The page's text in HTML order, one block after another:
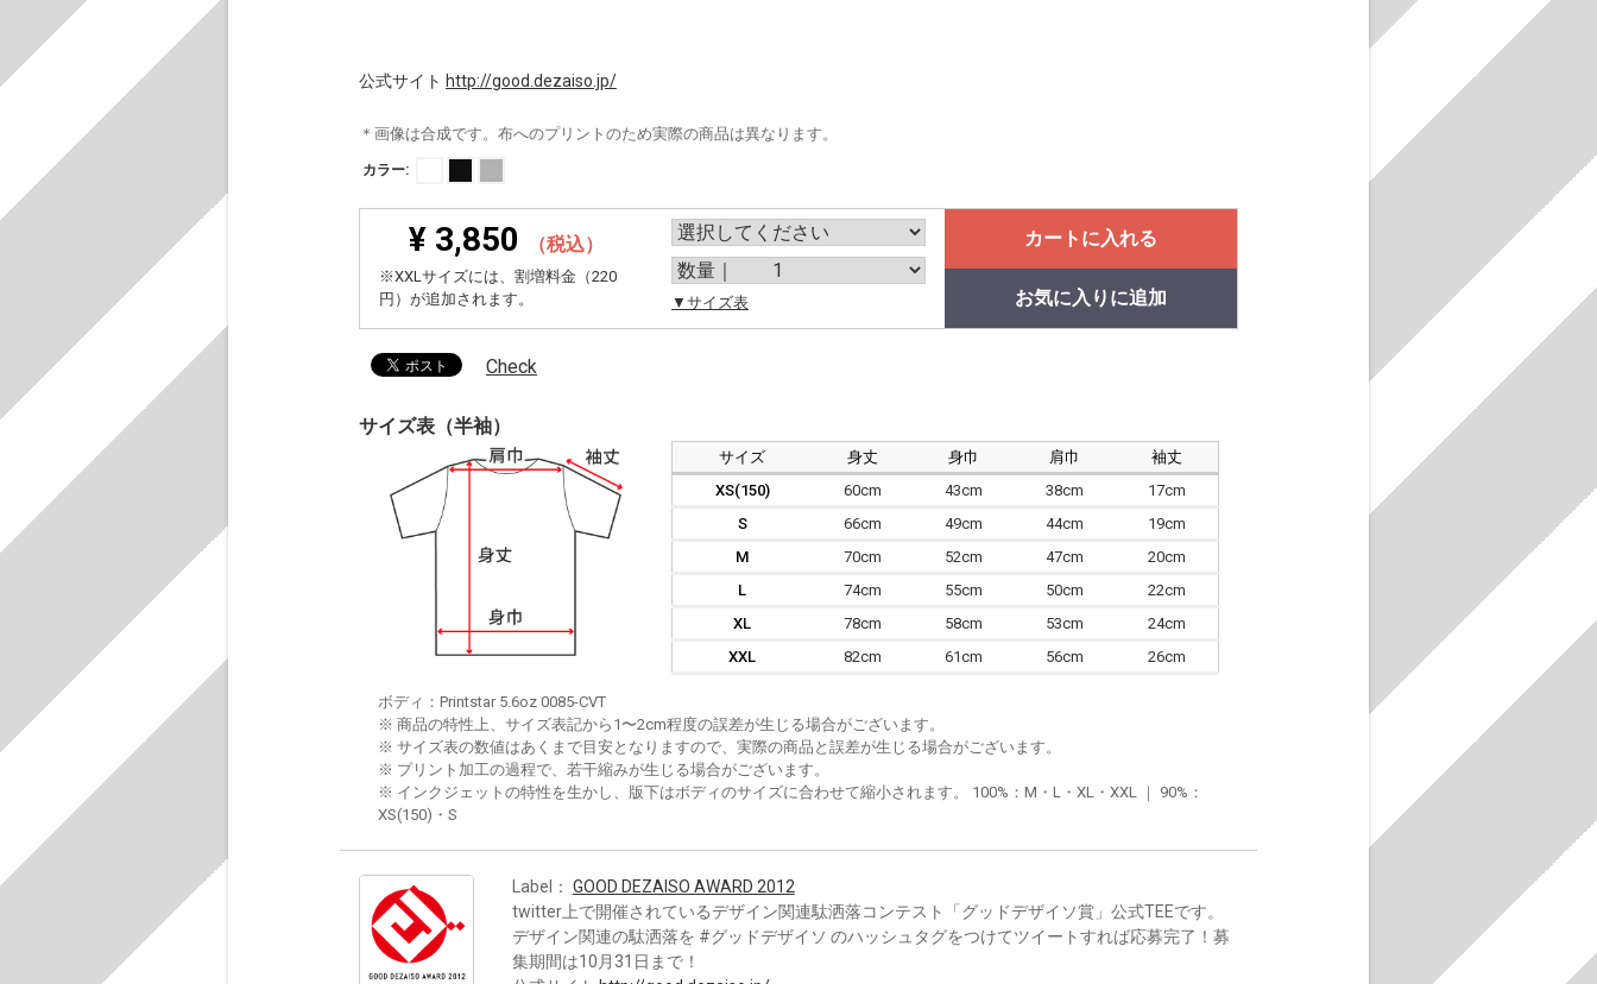
公式サイト http://good.dezaiso.jp/
＊画像は合成です。布へのプリントのため実際の商品は異なります。
カラー:
¥ 3,850 （税込）
※XXLサイズには、割増料金（220
円）が追加されます。
▼サイズ表
カートに入れる
お気に入りに追加
Check
サイズ表（半袖）
サイズ 身丈 身巾 肩巾
袖丈
XS(150)
60cm 43cm 38cm
17cm
S
66cm 49cm 44cm
19cm
M
70cm 52cm 47cm
20cm
L
74cm 55cm 50cm
22cm
XL
78cm 58cm 53cm
24cm
XXL
82cm 61cm 56cm 26cm
ボディ：Printstar 5.6oz 0085-CVT
※ 商品の特性上、サイズ表記から1〜2cm程度の誤差が生じる場合がございます。
※ サイズ表の数値はあくまで目安となりますので、実際の商品と誤差が生じる場合がございます。
※ プリント加工の過程で、若干縮みが生じる場合がございます。
※ インクジェットの特性を生かし、版下はボディのサイズに合わせて縮小されます。 100%：M・L・XL・XXL ｜ 90%：
XS(150)・S
Label： GOOD DEZAISO AWARD 2012
twitter上で開催されているデザイン関連駄洒落コンテスト「グッドデザイソ賞」公式TEEです。
デザイン関連の駄洒落を #グッドデザイソ のハッシュタグをつけてツイートすれば応募完了！募
集期間は10月31日まで！